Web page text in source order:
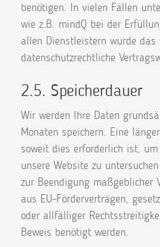
benötigen. In vielen Fällen
wie z.B. mindQ bei der
allen Dienstleistern wurde das
datenschutzrechtliche
2.5. Speicherdauer
Wir werden Ihre Daten
Monaten speichern. Eine
soweit dies erforderlich ist,
unsere Website zu
zur Beendigung maßgeblicher
aus EU-Förderverträgen,
oder allfälliger
Beweis benötigt werden.